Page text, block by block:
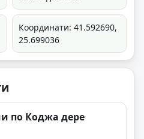
Координати: 41.592690,
25.699036
по Коджа дере